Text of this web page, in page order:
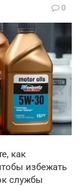
0
как
избежать
службы